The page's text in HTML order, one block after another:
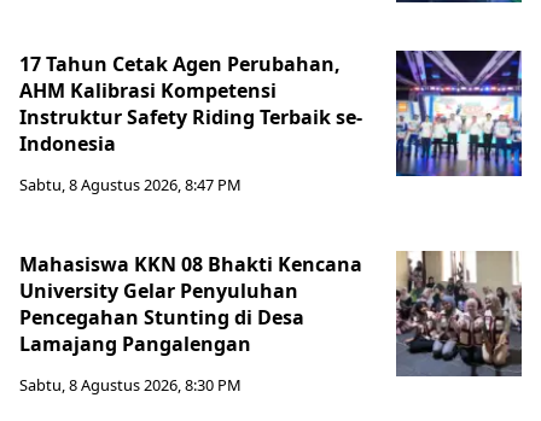
17 Tahun Cetak Agen Perubahan,
AHM Kalibrasi Kompetensi
Instruktur Safety Riding Terbaik se-
Indonesia
Sabtu, 8 Agustus 2026, 8:47 PM
Mahasiswa KKN 08 Bhakti Kencana
University Gelar Penyuluhan
Pencegahan Stunting di Desa
Lamajang Pangalengan
Sabtu, 8 Agustus 2026, 8:30 PM